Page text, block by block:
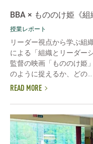
BBA × もののけ姫《組
授業レポート
リーダー視点から学ぶ組
による「組織とリーダー
監督の映画「もののけ姫
のように捉えるか、どの...
READ MORE